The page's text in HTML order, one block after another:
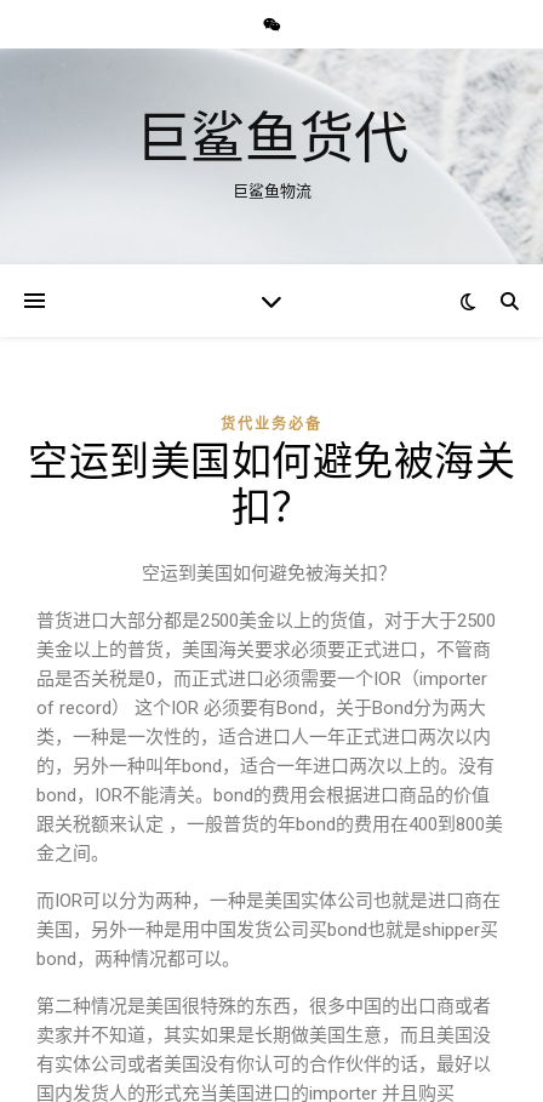
巨鲨鱼货代
巨鲨鱼物流
货代业务必备
空运到美国如何避免被海关
扣？
空运到美国如何避免被海关扣？
普货进口大部分都是2500美金以上的货值，对于大于2500
美金以上的普货，美国海关要求必须要正式进口，不管商
品是否关税是0，而正式进口必须需要一个IOR（importer
of record） 这个IOR 必须要有Bond，关于Bond分为两大
类，一种是一次性的，适合进口人一年正式进口两次以内
的，另外一种叫年bond，适合一年进口两次以上的。没有
bond，IOR不能清关。bond的费用会根据进口商品的价值
跟关税额来认定 ，一般普货的年bond的费用在400到800美
金之间。
而IOR可以分为两种，一种是美国实体公司也就是进口商在
美国，另外一种是用中国发货公司买bond也就是shipper买
bond，两种情况都可以。
第二种情况是美国很特殊的东西，很多中国的出口商或者
卖家并不知道，其实如果是长期做美国生意，而且美国没
有实体公司或者美国没有你认可的合作伙伴的话，最好以
国内发货人的形式充当美国进口的importer 并且购买